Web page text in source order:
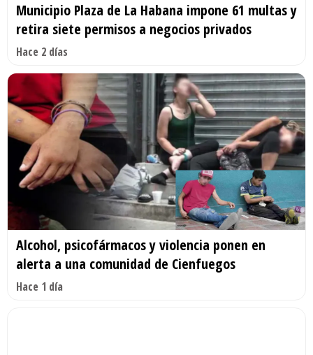
Municipio Plaza de La Habana impone 61 multas y
retira siete permisos a negocios privados
Hace 2 días
Alcohol, psicofármacos y violencia ponen en
alerta a una comunidad de Cienfuegos
Hace 1 día